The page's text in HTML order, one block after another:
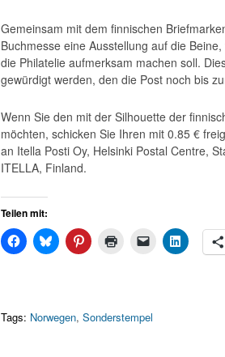
Gemeinsam mit dem finnischen
Buchmesse eine Ausstellung auf die
die Philatelie aufmerksam machen soll.
gewürdigt werden, den die Post noch bis
Wenn Sie den mit der Silhouette der
möchten, schicken Sie Ihren mit 0.85 €
an Itella Posti Oy, Helsinki Postal Centre,
ITELLA, Finland.
Teilen mit:
Tags: Norwegen, Sonderstempel